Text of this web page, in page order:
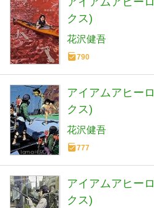
クス)
花沢健吾
790
アイアムアヒー
クス)
花沢健吾
777
アイアムアヒー
クス)